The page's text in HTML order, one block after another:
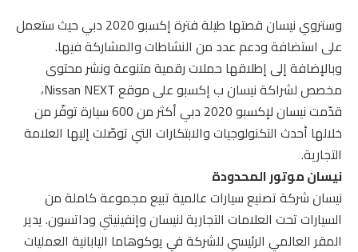
وستروي نيسان قصتها طيلة فترة إكسبو 2020 دبي حيث ستعمل
على استضافة ودعم عدد من النشاطات والمشاركة فيها.
وبالإضافة إلى إطلاقها حملات رقمية متنوعة ونشر محتوى
مخصص لشراكة نيسان ب إكسبو على موقع Nissan NEXT،
قدّمت نيسان لإكسبو 2020 دبي أكثر من 600 سيارة توفّر من
خلالها أحدث التكنولوجيات والابتكارات التي توصّلت إليها العلامة
التجارية.
نيسان موتور المحدودة
نيسان شركة تصنيع سيارات عالمية تبيع مجموعة كاملة من
السيارات تحت العلامات التجارية لنيسان وإنفينيتي وداتسون. يدير
المقر العالمي الرئيسي للشركة في يوكوهاما اليابانية العمليات